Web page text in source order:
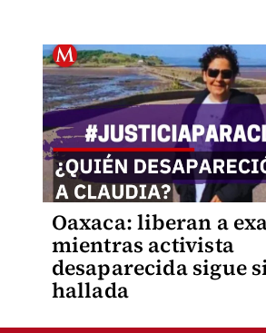
Oaxaca: liberan a
mientras activista
desaparecida sigue
hallada